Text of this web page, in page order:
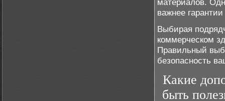
материалов.
важнее
Выбирая
коммерческом
Правильный
безопасность
Какие
быть